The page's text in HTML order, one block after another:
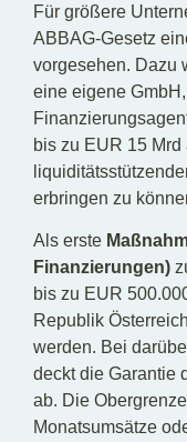
Für größere
ABBAG-Gesetz
vorgesehen. Dazu
eine eigene
bis zu EUR 15
erbringen zu
Als erste
Finanzierungen)
bis zu EUR
Republik
werden. Bei
deckt die Garantie
ab. Die
Monatsumsätze